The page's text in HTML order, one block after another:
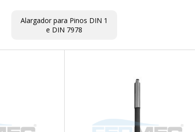
Alargador para Pinos DIN 1
e DIN 7978